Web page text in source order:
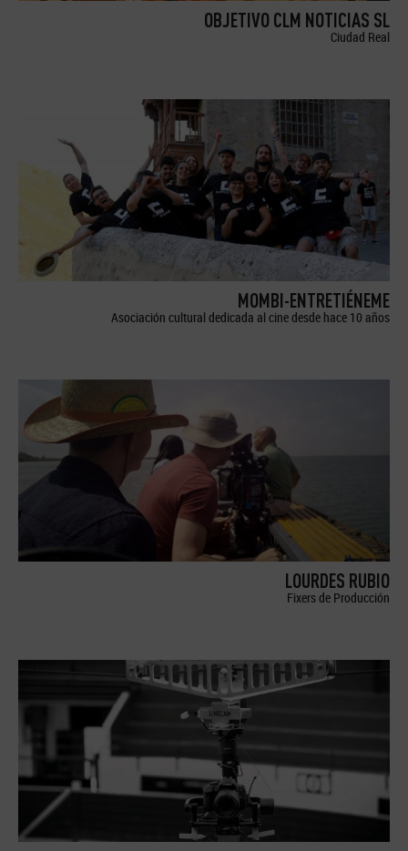
OBJETIVO CLM NOTICIAS SL
Ciudad Real
MOMBI-ENTRETIÉNEME
Asociación cultural dedicada al cine desde hace 10 años
LOURDES RUBIO
Fixers de Producción